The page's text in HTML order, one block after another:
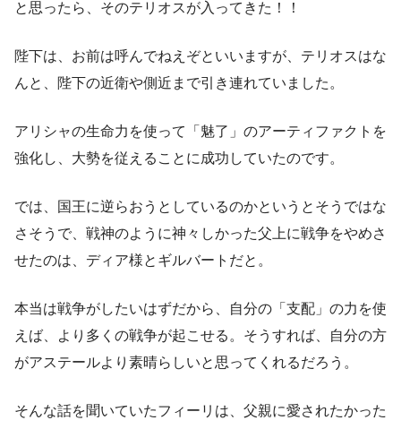
と思ったら、そのテリオスが入ってきた！！
陛下は、お前は呼んでねえぞといいますが、テリオスはな
んと、陛下の近衛や側近まで引き連れていました。
アリシャの生命力を使って「魅了」のアーティファクトを
強化し、大勢を従えることに成功していたのです。
では、国王に逆らおうとしているのかというとそうではな
さそうで、戦神のように神々しかった父上に戦争をやめさ
せたのは、ディア様とギルバートだと。
本当は戦争がしたいはずだから、自分の「支配」の力を使
えば、より多くの戦争が起こせる。そうすれば、自分の方
がアステールより素晴らしいと思ってくれるだろう。
そんな話を聞いていたフィーリは、父親に愛されたかった